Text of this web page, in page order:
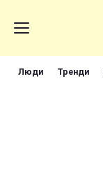
Люди Тренди